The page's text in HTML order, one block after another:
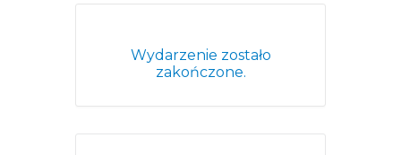
Wydarzenie zostało
zakończone.